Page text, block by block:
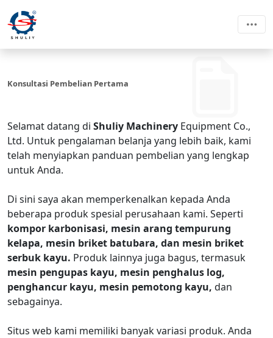
Konsultasi Pembelian Pertama
Selamat datang di Shuliy Machinery Equipment Co.,
Ltd. Untuk pengalaman belanja yang lebih baik, kami
telah menyiapkan panduan pembelian yang lengkap
untuk Anda.
Di sini saya akan memperkenalkan kepada Anda
beberapa produk spesial perusahaan kami. Seperti
kompor karbonisasi, mesin arang tempurung
kelapa, mesin briket batubara, dan mesin briket
serbuk kayu. Produk lainnya juga bagus, termasuk
mesin pengupas kayu, mesin penghalus log,
penghancur kayu, mesin pemotong kayu, dan
sebagainya.
Situs web kami memiliki banyak variasi produk. Anda